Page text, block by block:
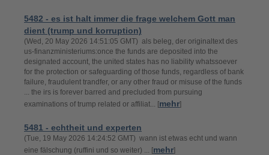
5482 - es ist halt immer die frage welchem Gott man
dient (trump und korruption)
(Wed, 20 May 2026 14:51:05 GMT) als beleg, der originaltext des
us-finanzministeriums:once the funds are deposited into the
designated account, the united states has no liability whatssoever
for the protection or safeguarding of those funds, regardless of bank
failure, fraudulent trandfer, or any other fraud or misuse of the funds
... the irs is forever barred and precluded from pursuing
examinations of trump related or affiliat... [mehr]
5481 - echtheit und experten
(Tue, 19 May 2026 14:24:52 GMT) wann ist etwas echt und wann
eine fälschung (ruffini und so weiter) ... [mehr]